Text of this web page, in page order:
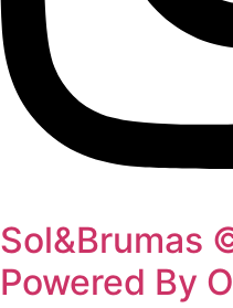
Sol&Brumas
Powered By